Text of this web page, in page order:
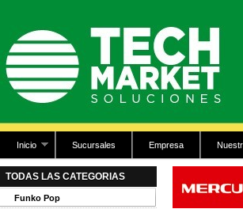
Inicio Sucursales Empresa
TODAS LAS CATEGORIAS
Funko Pop